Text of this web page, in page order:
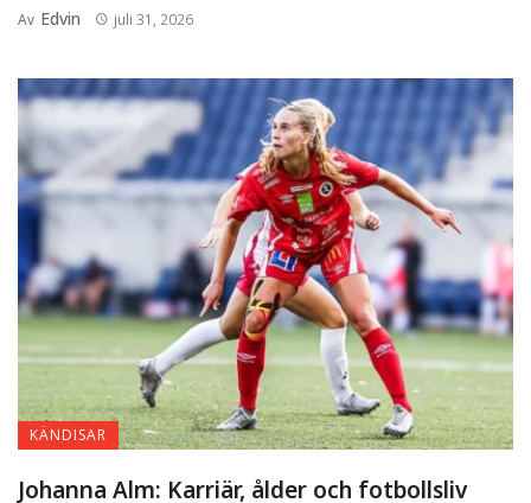
Av Edvin juli 31, 2026
KÄNDISAR
Johanna Alm: Karriär, ålder och fotbollsliv